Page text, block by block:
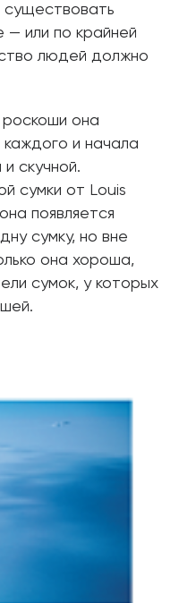
— или по крайней
людей должно
она
и начала
скучной.
сумки от Louis
появляется
сумку, но вне
она хороша,
сумок, у которых